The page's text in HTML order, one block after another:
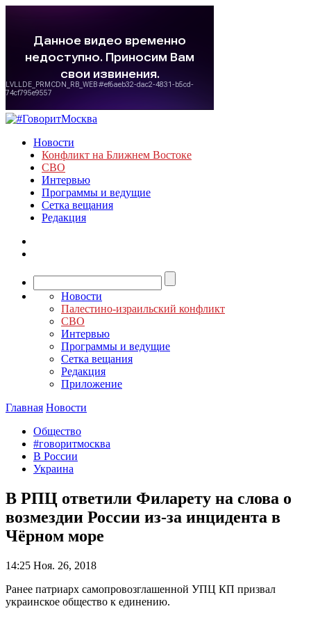
Новости
Конфликт на Ближнем Востоке
СВО
Интервью
Программы и ведущие
Сетка вещания
Редакция
Новости
Палестино-израильский конфликт
СВО
Интервью
Программы и ведущие
Сетка вещания
Редакция
Приложение
Главная Новости
Общество
#говоритмосква
В России
Украина
В РПЦ ответили Филарету на слова о
возмездии России из-за инцидента в
Чёрном море
14:25 Ноя. 26, 2018
Ранее патриарх самопровозглашенной УПЦ КП призвал
украинское общество к единению.